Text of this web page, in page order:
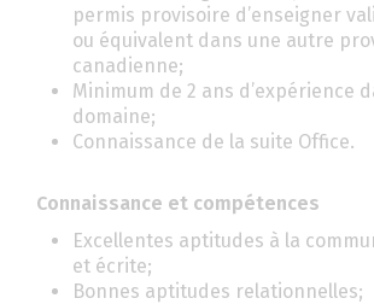
permis provisoire d’enseigner
ou équivalent dans une autre
canadienne;
Minimum de 2 ans d’expérience
domaine;
Connaissance de la suite Office.
Connaissance et compétences
Excellentes aptitudes à la
et écrite;
Bonnes aptitudes relationnelles;